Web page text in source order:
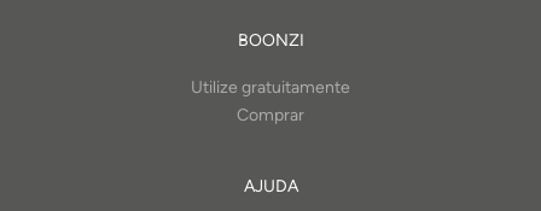
BOONZI
Utilize gratuitamente
Comprar
AJUDA